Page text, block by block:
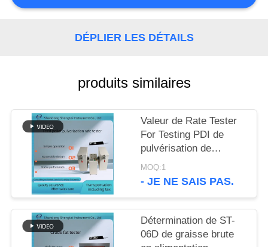
PLAN
POLICY
DÉPLIER LES DÉTAILS
produits similaires
Valeur de Rate Tester
For Testing PDI de
pulvérisation de
particules du granule
ST136 d'alimentation
MOQ:1
- JE NE SAIS PAS.
Détermination de ST-
06D de graisse brute